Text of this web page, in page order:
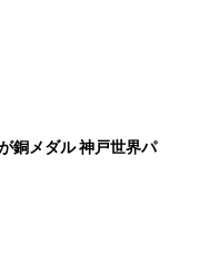
銅メダル 神戸世界パ